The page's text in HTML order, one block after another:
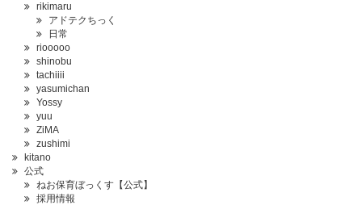
rikimaru
アドテクちっく
日常
riooooo
shinobu
tachiiii
yasumichan
Yossy
yuu
ZiMA
zushimi
kitano
公式
ねお保育ぼっくす【公式】
採用情報